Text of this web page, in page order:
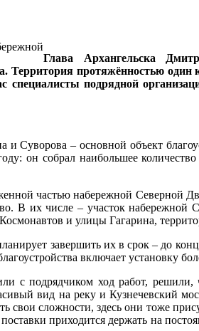
Глава Архангельска
протяжённостью один
подрядной
– основной объект
он собрал наибольшее
частью набережной
В их числе – участок набережной
и улицы Гагарина,
завершить их в срок – до
включает установку
с подрядчиком ход работ,
вид на реку и Кузнечевский
сложности, здесь они тоже
приходится держать на